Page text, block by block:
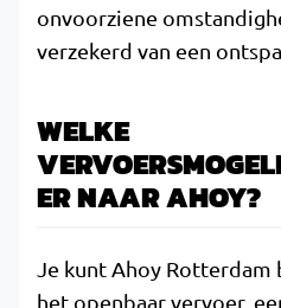
onvoorziene
verzekerd van een
WELKE
ER NAAR AHOY?
Je kunt Ahoy Rotterdam
het openbaar vervoer,